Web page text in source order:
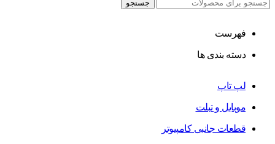
جستجو
فهرست
دسته بندی ها
لپ تاپ
موبایل و تبلت
قطعات جانبی کامپیوتر